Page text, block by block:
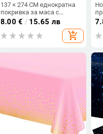
137 × 274 CM еднократна
покривка за маса с
бронзиращи точки Големи
партита Декоративни
покривки за маси за
събития Сватбени банкети
8.00 € / 15.65 лв
add_shopping_cart